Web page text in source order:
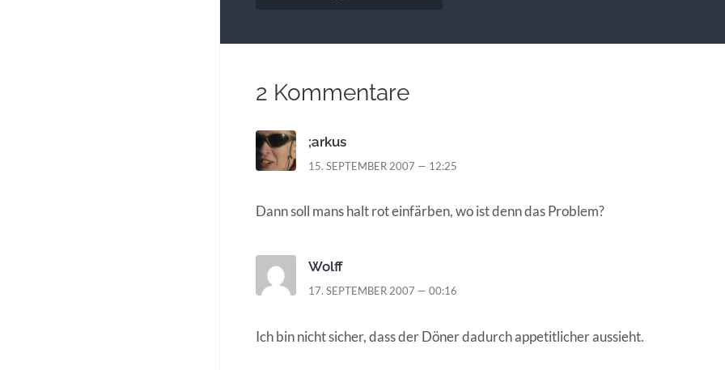
2 Kommentare
;arkus
15. SEPTEMBER 2007 — 12:25
Dann soll mans halt rot einfärben, wo ist denn das Problem?
Wolff
17. SEPTEMBER 2007 — 00:16
Ich bin nicht sicher, dass der Döner dadurch appetitlicher aussieht.